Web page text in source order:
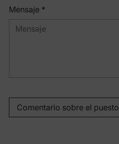
Mensaje *
Comentario sobre el puesto